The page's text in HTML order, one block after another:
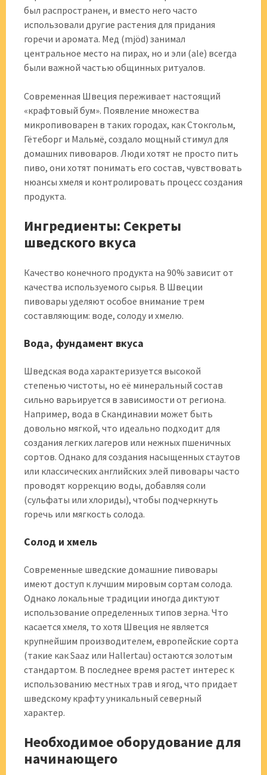
был распространен, и вместо него часто
использовали другие растения для придания
горечи и аромата. Мед (mjöd) занимал
центральное место на пирах, но и эли (ale) всегда
были важной частью общинных ритуалов.
Современная Швеция переживает настоящий
«крафтовый бум». Появление множества
микропивоварен в таких городах, как Стокгольм,
Гётеборг и Мальмё, создало мощный стимул для
домашних пивоваров. Люди хотят не просто пить
пиво, они хотят понимать его состав, чувствовать
нюансы хмеля и контролировать процесс создания
продукта.
Ингредиенты: Секреты
шведского вкуса
Качество конечного продукта на 90% зависит от
качества используемого сырья. В Швеции
пивовары уделяют особое внимание трем
составляющим: воде, солоду и хмелю.
Вода, фундамент вкуса
Шведская вода характеризуется высокой
степенью чистоты, но её минеральный состав
сильно варьируется в зависимости от региона.
Например, вода в Скандинавии может быть
довольно мягкой, что идеально подходит для
создания легких лагеров или нежных пшеничных
сортов. Однако для создания насыщенных стаутов
или классических английских элей пивовары часто
проводят коррекцию воды, добавляя соли
(сульфаты или хлориды), чтобы подчеркнуть
горечь или мягкость солода.
Солод и хмель
Современные шведские домашние пивовары
имеют доступ к лучшим мировым сортам солода.
Однако локальные традиции иногда диктуют
использование определенных типов зерна. Что
касается хмеля, то хотя Швеция не является
крупнейшим производителем, европейские сорта
(такие как Saaz или Hallertau) остаются золотым
стандартом. В последнее время растет интерес к
использованию местных трав и ягод, что придает
шведскому крафту уникальный северный
характер.
Необходимое оборудование для
начинающего